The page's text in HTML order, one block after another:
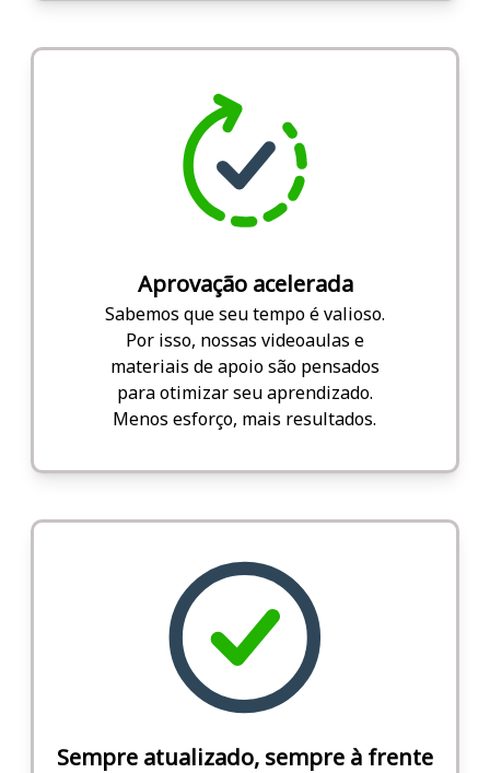
Aprovação acelerada
Sabemos que seu tempo é valioso.
Por isso, nossas videoaulas e
materiais de apoio são pensados
para otimizar seu aprendizado.
Menos esforço, mais resultados.
Sempre atualizado, sempre à frente